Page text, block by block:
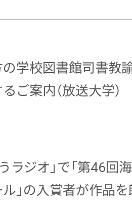
学校図書館司書教
ご案内（放送大学）
ラジオ」で「第46回
」の入賞者が作品